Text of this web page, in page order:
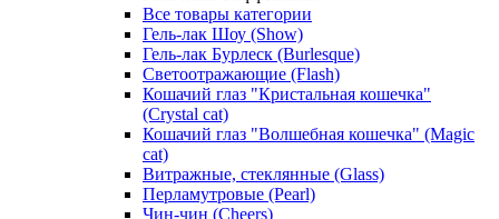
Все товары категории
Гель-лак Шоу (Show)
Гель-лак Бурлеск (Burlesque)
Светоотражающие (Flash)
Кошачий глаз "Кристальная кошечка"
(Crystal cat)
Кошачий глаз "Волшебная кошечка" (Magic
cat)
Витражные, стеклянные (Glass)
Перламутровые (Pearl)
Чин-чин (Cheers)